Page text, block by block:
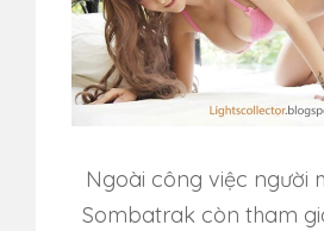
Ngoài công việc người
Sombatrak còn tham